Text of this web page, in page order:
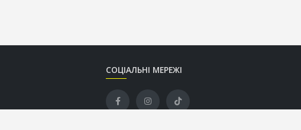
СОЦІАЛЬНІ МЕРЕЖІ